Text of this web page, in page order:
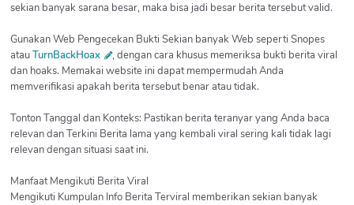
sekian banyak sarana besar, maka bisa jadi besar berita tersebut valid.
Gunakan Web Pengecekan Bukti Sekian banyak Web seperti Snopes
atauTurnBackHoax
, dengan cara khusus memeriksa bukti berita viral
dan hoaks. Memakai website ini dapat mempermudah Anda
memverifikasi apakah berita tersebut benar atau tidak.
Tonton Tanggal dan Konteks: Pastikan berita teranyar yang Anda baca
relevan dan Terkini Berita lama yang kembali viral sering kali tidak lagi
relevan dengan situasi saat ini.
Manfaat Mengikuti Berita Viral
Mengikuti Kumpulan Info Berita Terviral memberikan sekian banyak